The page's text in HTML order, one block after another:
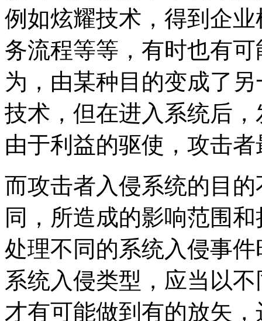
例如炫耀技术，得到企
务流程等等，有时也有
为，由某种目的变成了
技术，但在进入系统后
由于利益的驱使，攻击
而攻击者入侵系统的目
同，所造成的影响范围
处理不同的系统入侵事
系统入侵类型，应当以
才有可能做到有的放矢